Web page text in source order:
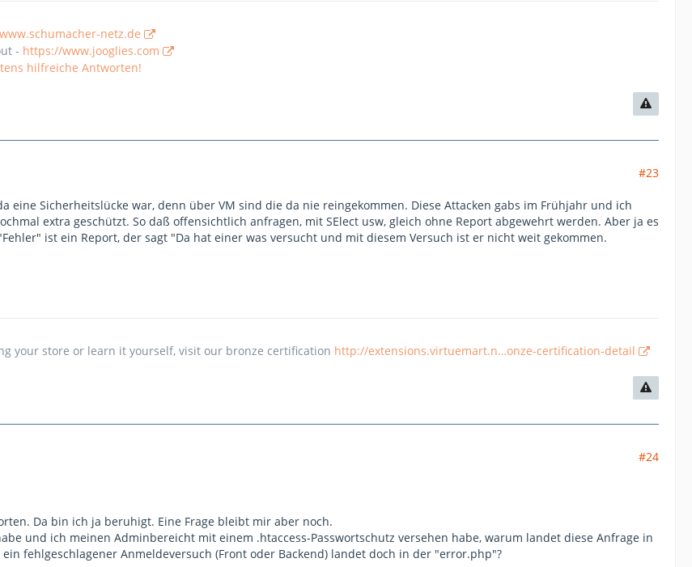
netz.de
- https://www.jooglies.com
hilfreiche Antworten!
#23
eine Sicherheitslücke war, denn über VM sind die da nie reingekommen. Diese Attacken gabs im Frühjahr und ich
extra geschützt. So daß offensichtlich anfragen, mit SElect usw, gleich ohne Report abgewehrt werden. Aber ja es
ist ein Report, der sagt "Da hat einer was versucht und mit diesem Versuch ist er nicht weit gekommen.
your store or learn it yourself, visit our bronze certification http://extensions.virtuemart.n…onze-certification-detail
#24
Da bin ich ja beruhigt. Eine Frage bleibt mir aber noch.
und ich meinen Adminbereicht mit einem .htaccess-Passwortschutz versehen habe, warum landet diese Anfrage in
fehlgeschlagener Anmeldeversuch (Front oder Backend) landet doch in der "error.php"?